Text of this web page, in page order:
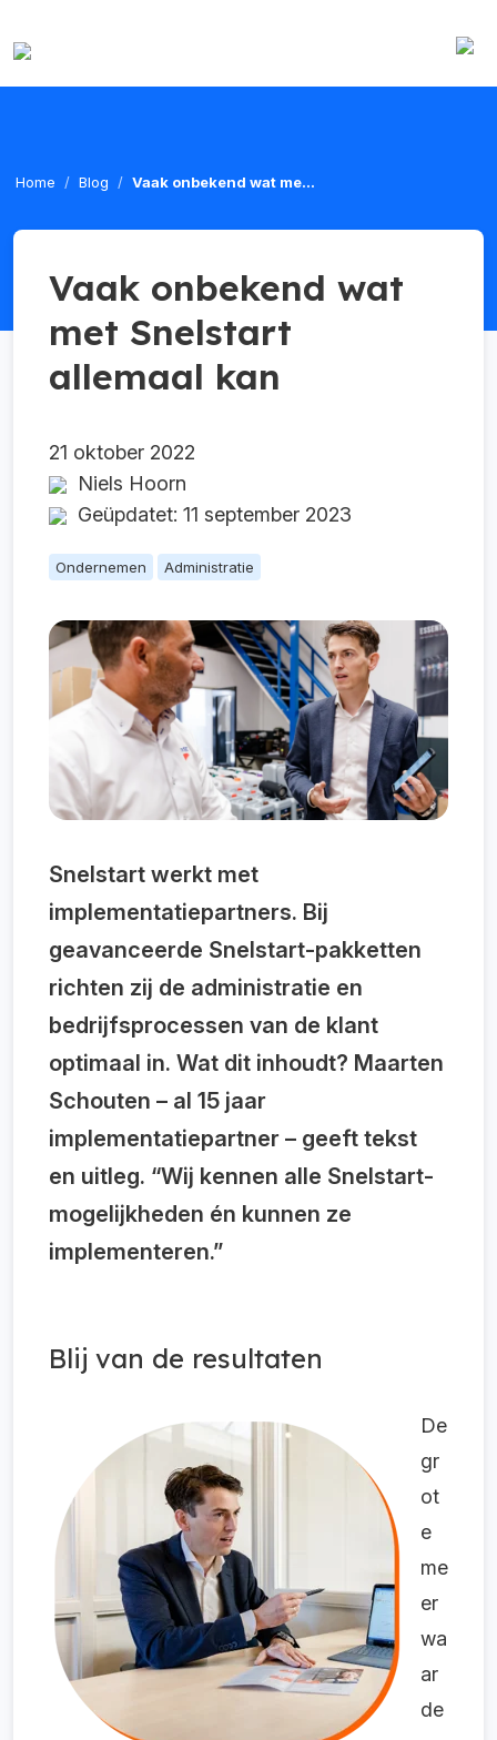
Home Blog Vaak onbekend wat me...
Vaak onbekend wat
met Snelstart
allemaal kan
21 oktober 2022
Niels Hoorn
Geüpdatet: 11 september 2023
Ondernemen Administratie
Snelstart werkt met
implementatiepartners. Bij
geavanceerde Snelstart-pakketten
richten zij de administratie en
bedrijfsprocessen van de klant
optimaal in. Wat dit inhoudt? Maarten
Schouten – al 15 jaar
implementatiepartner – geeft tekst
en uitleg. “Wij kennen alle Snelstart-
mogelijkheden én kunnen ze
implementeren.”
Blij van de resultaten
De
gr
ot
e
me
er
wa
ar
de